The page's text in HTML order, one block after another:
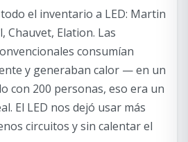
el inventario a LED: Martin
Chauvet, Elation. Las
consumían
y generaban calor — en un
con 200 personas, eso era un
El LED nos dejó usar más
circuitos y sin calentar el